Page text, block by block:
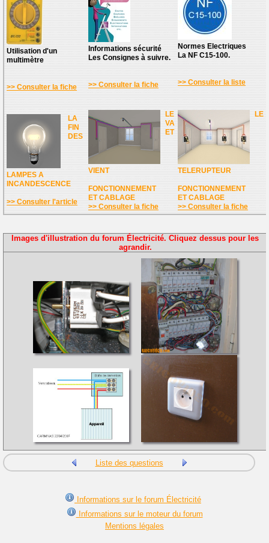
Utilisation d'un
multimètre
>> Consulter la fiche
Informations sécurité
Les Consignes à suivre.
>> Consulter la fiche
Normes Electriques
La NF C15-100.
>> Consulter la liste
LA
FIN
DES
LAMPES A
INCANDESCENCE
>> Consulter l'article
LE
VA
ET
VIENT
FONCTIONNEMENT
ET CABLAGE
>> Consulter la fiche
LE
TELERUPTEUR
FONCTIONNEMENT
ET CABLAGE
>> Consulter la fiche
Images d'illustration du forum Électricité. Cliquez dessus pour les
agrandir.
Liste des questions
Informations sur le forum Électricité
Informations sur le moteur du forum
Mentions légales